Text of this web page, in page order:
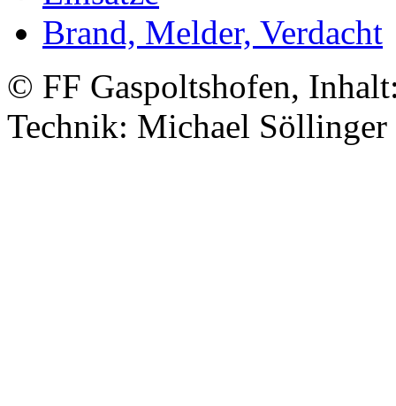
Einsätze
Brand, Melder, Verdacht